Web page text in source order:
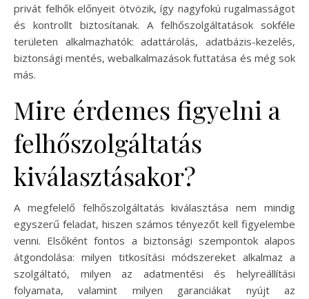
privát felhők előnyeit ötvözik, így nagyfokú rugalmasságot
és kontrollt biztosítanak. A felhőszolgáltatások sokféle
területen alkalmazhatók: adattárolás, adatbázis-kezelés,
biztonsági mentés, webalkalmazások futtatása és még sok
más.
Mire érdemes figyelni a
felhőszolgáltatás
kiválasztásakor?
A megfelelő felhőszolgáltatás kiválasztása nem mindig
egyszerű feladat, hiszen számos tényezőt kell figyelembe
venni. Elsőként fontos a biztonsági szempontok alapos
átgondolása: milyen titkosítási módszereket alkalmaz a
szolgáltató, milyen az adatmentési és helyreállítási
folyamata, valamint milyen garanciákat nyújt az